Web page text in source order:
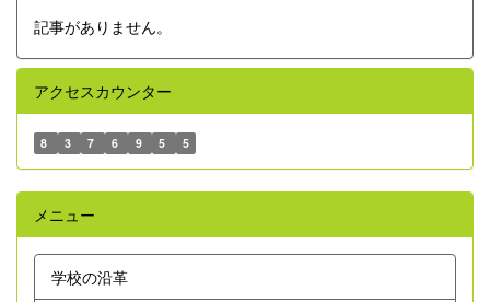
記事がありません。
アクセスカウンター
8 3 7 6 9 5 5
メニュー
学校の沿革